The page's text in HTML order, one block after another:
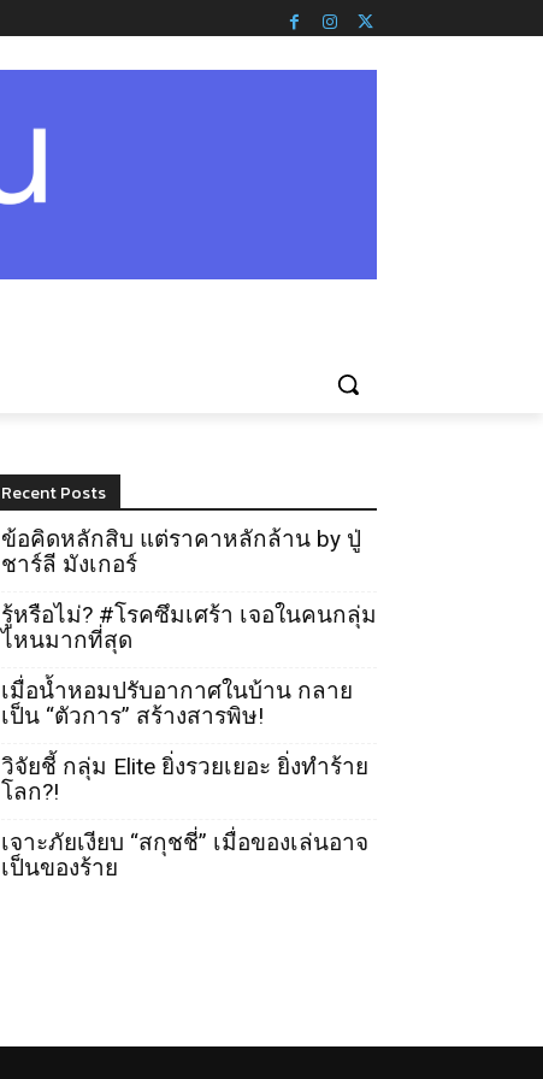
Recent Posts
ข้อคิดหลักสิบ แต่ราคาหลักล้าน by ปู่
ชาร์ลี มังเกอร์
รู้หรือไม่? #โรคซึมเศร้า เจอในคนกลุ่ม
ไหนมากที่สุด
เมื่อน้ำหอมปรับอากาศในบ้าน กลาย
เป็น “ตัวการ” สร้างสารพิษ!
วิจัยชี้ กลุ่ม Elite ยิ่งรวยเยอะ ยิ่งทำร้าย
โลก?!
เจาะภัยเงียบ “สกุชชี่” เมื่อของเล่นอาจ
เป็นของร้าย